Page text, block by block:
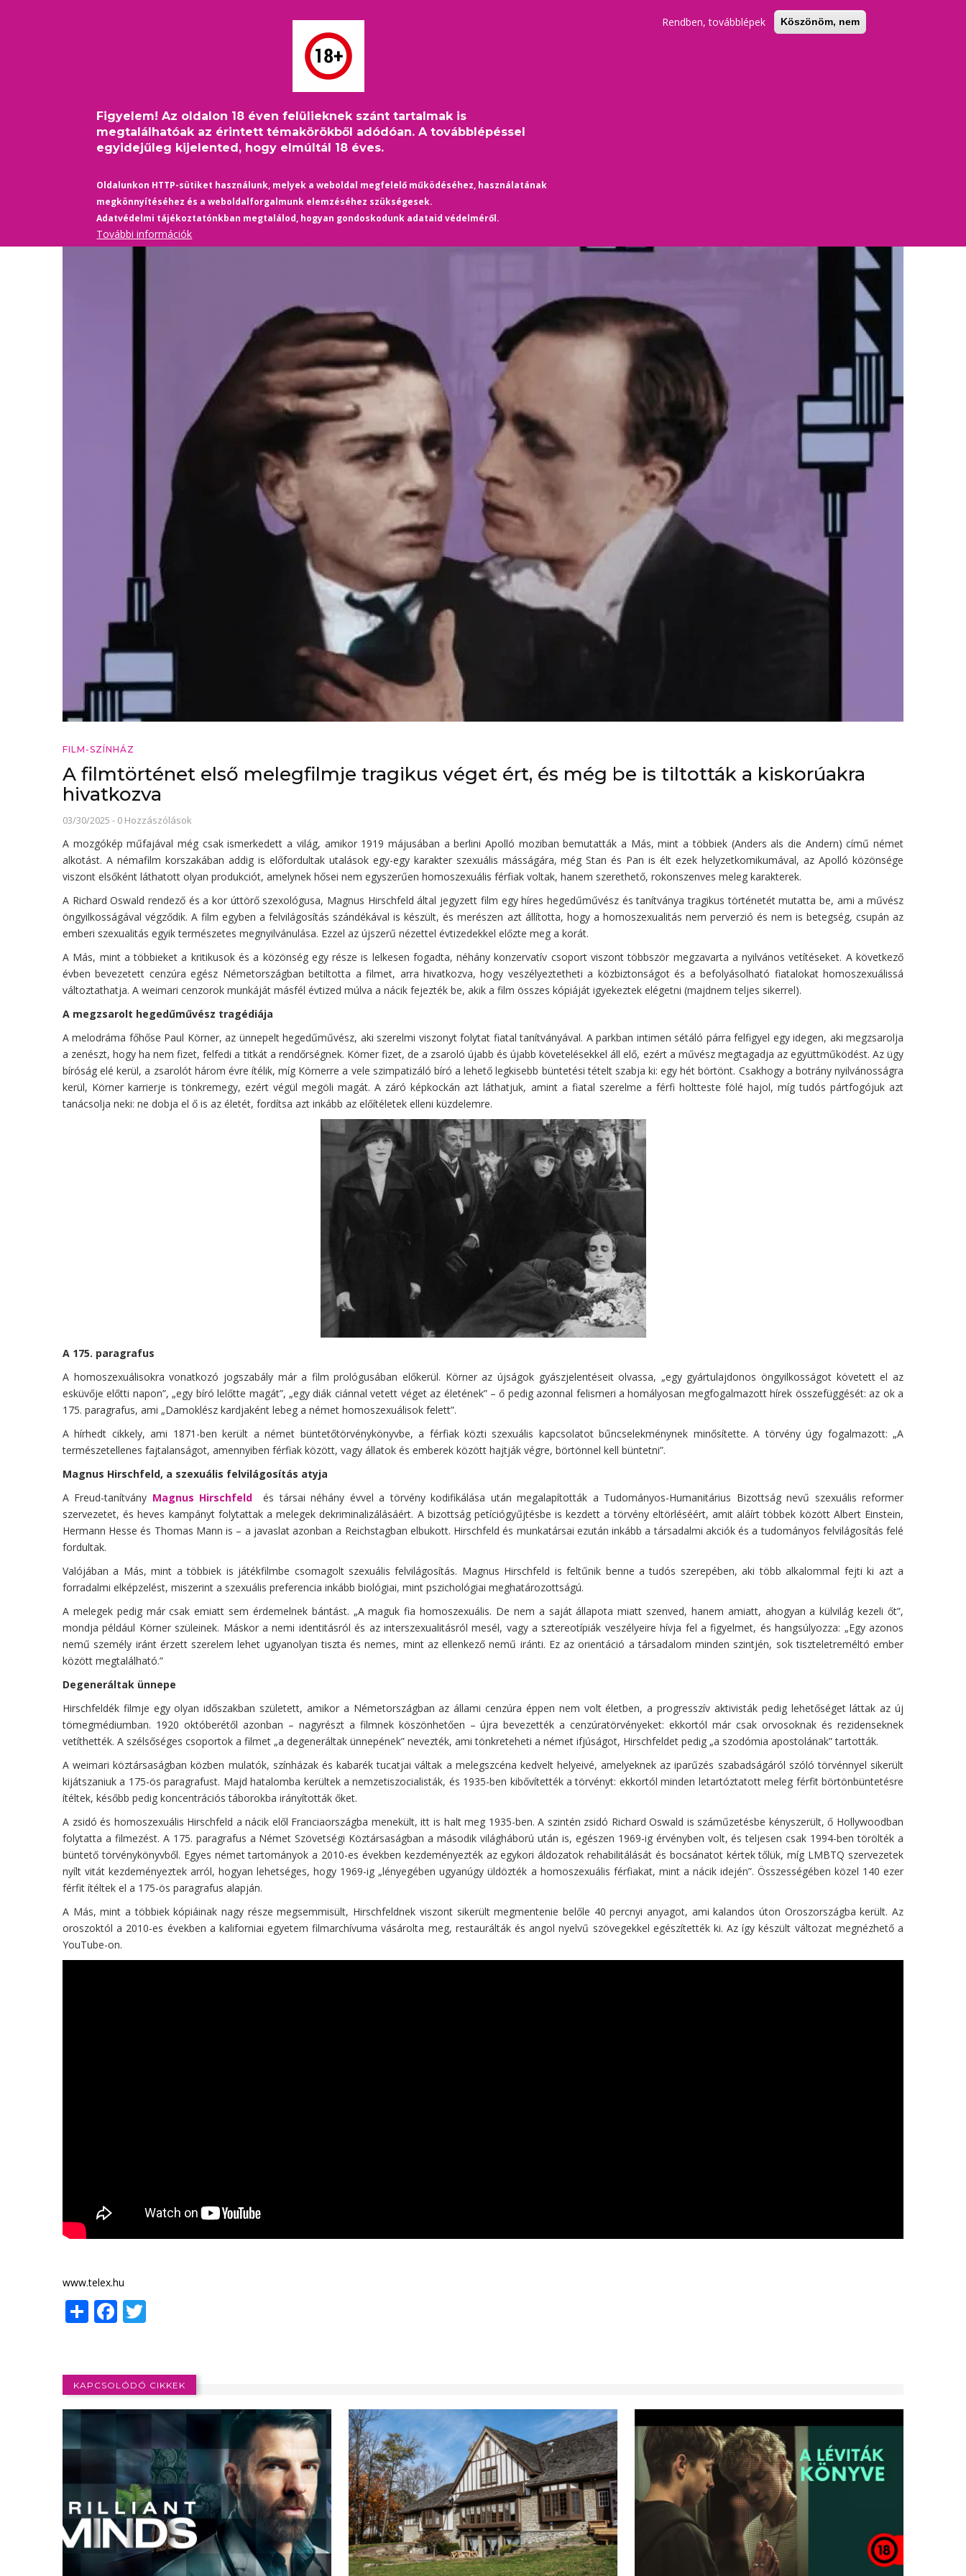
Figyelem! Az oldalon 18 éven felülieknek szánt tartalmak is
megtalálhatóak az érintett témakörökből adódóan. A továbblépéssel
egyidejűleg kijelented, hogy elmúltál 18 éves.
Oldalunkon HTTP-sütiket használunk, melyek a weboldal megfelelő működéséhez, használatának
megkönnyítéséhez és a weboldalforgalmunk elemzéséhez szükségesek.
Adatvédelmi tájékoztatónkban megtalálod, hogyan gondoskodunk adataid védelméről.
További információk
Rendben, továbblépek Köszönöm, nem
PINKFILMS HÍREK
Morzsa
/Film-Színház /A filmtörténet első melegfilmje tragikus véget ért, és még be is tiltották a kiskorúakra hivatkozva
FILM-SZÍNHÁZ
A filmtörténet első melegfilmje tragikus véget ért, és még be is tiltották a kiskorúakra
hivatkozva
03/30/2025 - 0 Hozzászólások
A mozgókép műfajával még csak ismerkedett a világ, amikor 1919 májusában a berlini Apolló moziban bemutatták a Más, mint a többiek (Anders als die Andern) című német
alkotást. A némafilm korszakában addig is előfordultak utalások egy-egy karakter szexuális másságára, még Stan és Pan is élt ezek helyzetkomikumával, az Apolló közönsége
viszont elsőként láthatott olyan produkciót, amelynek hősei nem egyszerűen homoszexuális férfiak voltak, hanem szerethető, rokonszenves meleg karakterek.
A Richard Oswald rendező és a kor úttörő szexológusa, Magnus Hirschfeld által jegyzett film egy híres hegedűművész és tanítványa tragikus történetét mutatta be, ami a művész
öngyilkosságával végződik. A film egyben a felvilágosítás szándékával is készült, és merészen azt állította, hogy a homoszexualitás nem perverzió és nem is betegség, csupán az
emberi szexualitás egyik természetes megnyilvánulása. Ezzel az újszerű nézettel évtizedekkel előzte meg a korát.
A Más, mint a többieket a kritikusok és a közönség egy része is lelkesen fogadta, néhány konzervatív csoport viszont többször megzavarta a nyilvános vetítéseket. A következő
évben bevezetett cenzúra egész Németországban betiltotta a filmet, arra hivatkozva, hogy veszélyeztetheti a közbiztonságot és a befolyásolható fiatalokat homoszexuálissá
változtathatja. A weimari cenzorok munkáját másfél évtized múlva a nácik fejezték be, akik a film összes kópiáját igyekeztek elégetni (majdnem teljes sikerrel).
A megzsarolt hegedűművész tragédiája
A melodráma főhőse Paul Körner, az ünnepelt hegedűművész, aki szerelmi viszonyt folytat fiatal tanítványával. A parkban intimen sétáló párra felfigyel egy idegen, aki megzsarolja
a zenészt, hogy ha nem fizet, felfedi a titkát a rendőrségnek. Körner fizet, de a zsaroló újabb és újabb követelésekkel áll elő, ezért a művész megtagadja az együttműködést. Az ügy
bíróság elé kerül, a zsarolót három évre ítélik, míg Körnerre a vele szimpatizáló bíró a lehető legkisebb büntetési tételt szabja ki: egy hét börtönt. Csakhogy a botrány nyilvánosságra
kerül, Körner karrierje is tönkremegy, ezért végül megöli magát. A záró képkockán azt láthatjuk, amint a fiatal szerelme a férfi holtteste fölé hajol, míg tudós pártfogójuk azt
tanácsolja neki: ne dobja el ő is az életét, fordítsa azt inkább az előítéletek elleni küzdelemre.
A 175. paragrafus
A homoszexuálisokra vonatkozó jogszabály már a film prológusában előkerül. Körner az újságok gyászjelentéseit olvassa, „egy gyártulajdonos öngyilkosságot követett el az
esküvője előtti napon”, „egy bíró lelőtte magát”, „egy diák ciánnal vetett véget az életének” – ő pedig azonnal felismeri a homályosan megfogalmazott hírek összefüggését: az ok a
175. paragrafus, ami „Damoklész kardjaként lebeg a német homoszexuálisok felett”.
A hírhedt cikkely, ami 1871-ben került a német büntetőtörvénykönyvbe, a férfiak közti szexuális kapcsolatot bűncselekménynek minősítette. A törvény úgy fogalmazott: „A
természetellenes fajtalanságot, amennyiben férfiak között, vagy állatok és emberek között hajtják végre, börtönnel kell büntetni”.
Magnus Hirschfeld, a szexuális felvilágosítás atyja
A Freud-tanítvány Magnus Hirschfeld és társai néhány évvel a törvény kodifikálása után megalapították a Tudományos-Humanitárius Bizottság nevű szexuális reformer
szervezetet, és heves kampányt folytattak a melegek dekriminalizálásáért. A bizottság petíciógyűjtésbe is kezdett a törvény eltörléséért, amit aláírt többek között Albert Einstein,
Hermann Hesse és Thomas Mann is – a javaslat azonban a Reichstagban elbukott. Hirschfeld és munkatársai ezután inkább a társadalmi akciók és a tudományos felvilágosítás felé
fordultak.
Valójában a Más, mint a többiek is játékfilmbe csomagolt szexuális felvilágosítás. Magnus Hirschfeld is feltűnik benne a tudós szerepében, aki több alkalommal fejti ki azt a
forradalmi elképzelést, miszerint a szexuális preferencia inkább biológiai, mint pszichológiai meghatározottságú.
A melegek pedig már csak emiatt sem érdemelnek bántást. „A maguk fia homoszexuális. De nem a saját állapota miatt szenved, hanem amiatt, ahogyan a külvilág kezeli őt”,
mondja például Körner szüleinek. Máskor a nemi identitásról és az interszexualitásról mesél, vagy a sztereotípiák veszélyeire hívja fel a figyelmet, és hangsúlyozza: „Egy azonos
nemű személy iránt érzett szerelem lehet ugyanolyan tiszta és nemes, mint az ellenkező nemű iránti. Ez az orientáció a társadalom minden szintjén, sok tiszteletreméltó ember
között megtalálható.”
Degeneráltak ünnepe
Hirschfeldék filmje egy olyan időszakban született, amikor a Németországban az állami cenzúra éppen nem volt életben, a progresszív aktivisták pedig lehetőséget láttak az új
tömegmédiumban. 1920 októberétől azonban – nagyrészt a filmnek köszönhetően – újra bevezették a cenzúratörvényeket: ekkortól már csak orvosoknak és rezidenseknek
vetíthették. A szélsőséges csoportok a filmet „a degeneráltak ünnepének” nevezték, ami tönkreteheti a német ifjúságot, Hirschfeldet pedig „a szodómia apostolának” tartották.
A weimari köztársaságban közben mulatók, színházak és kabarék tucatjai váltak a melegszcéna kedvelt helyeivé, amelyeknek az iparűzés szabadságáról szóló törvénnyel sikerült
kijátszaniuk a 175-ös paragrafust. Majd hatalomba kerültek a nemzetiszocialisták, és 1935-ben kibővítették a törvényt: ekkortól minden letartóztatott meleg férfit börtönbüntetésre
ítéltek, később pedig koncentrációs táborokba irányították őket.
A zsidó és homoszexuális Hirschfeld a nácik elől Franciaországba menekült, itt is halt meg 1935-ben. A szintén zsidó Richard Oswald is száműzetésbe kényszerült, ő Hollywoodban
folytatta a filmezést. A 175. paragrafus a Német Szövetségi Köztársaságban a második világháború után is, egészen 1969-ig érvényben volt, és teljesen csak 1994-ben törölték a
büntető törvénykönyvből. Egyes német tartományok a 2010-es években kezdeményezték az egykori áldozatok rehabilitálását és bocsánatot kértek tőlük, míg LMBTQ szervezetek
nyílt vitát kezdeményeztek arról, hogyan lehetséges, hogy 1969-ig „lényegében ugyanúgy üldözték a homoszexuális férfiakat, mint a nácik idején”. Összességében közel 140 ezer
férfit ítéltek el a 175-ös paragrafus alapján.
A Más, mint a többiek kópiáinak nagy része megsemmisült, Hirschfeldnek viszont sikerült megmentenie belőle 40 percnyi anyagot, ami kalandos úton Oroszországba került. Az
oroszoktól a 2010-es években a kaliforniai egyetem filmarchívuma vásárolta meg, restaurálták és angol nyelvű szövegekkel egészítették ki. Az így készült változat megnézhető a
YouTube-on.
www.telex.hu
ShareFacebook
KAPCSOLÓDÓ CIKKEK